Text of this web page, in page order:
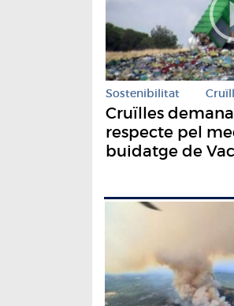
Sostenibilitat
Cruïlles
respecte pel
buidatge de